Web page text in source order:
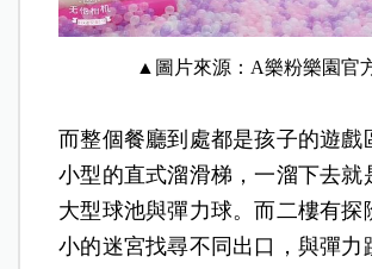
▲圖片來源：A樂粉樂園官
而整個餐廳到處都是孩子的遊戲
小型的直式溜滑梯，一溜下去就
大型球池與彈力球。而二樓有探
小的迷宮找尋不同出口，與彈力